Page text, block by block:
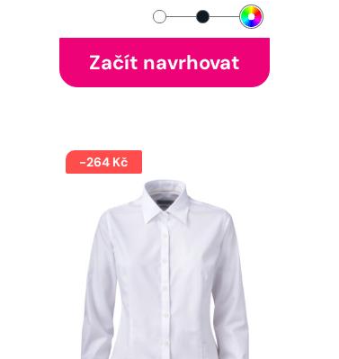
Začít navrhovat
-264 Kč